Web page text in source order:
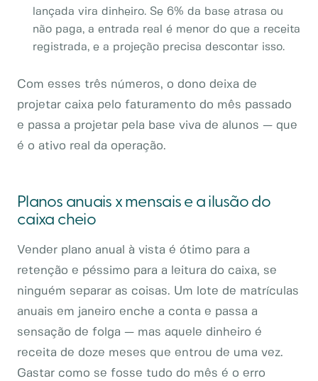
lançada vira dinheiro. Se 6% da base atrasa ou
não paga, a entrada real é menor do que a receita
registrada, e a projeção precisa descontar isso.
Com esses três números, o dono deixa de
projetar caixa pelo faturamento do mês passado
e passa a projetar pela base viva de alunos — que
é o ativo real da operação.
Planos anuais x mensais e a ilusão do
caixa cheio
Vender plano anual à vista é ótimo para a
retenção e péssimo para a leitura do caixa, se
ninguém separar as coisas. Um lote de matrículas
anuais em janeiro enche a conta e passa a
sensação de folga — mas aquele dinheiro é
receita de doze meses que entrou de uma vez.
Gastar como se fosse tudo do mês é o erro